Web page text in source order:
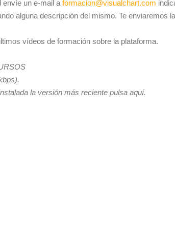
envíe un e-mail a formacion@visualchart.com
alguna descripción del mismo. Te enviaremos
vídeos de formación sobre la plataforma.
la versión más reciente pulsa aquí.